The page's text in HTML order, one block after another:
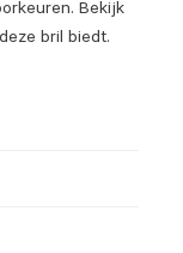
Bekijk
bril biedt.